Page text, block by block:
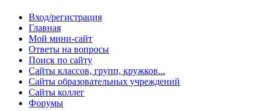
Вход/регистрация
Главная
Мой мини-сайт
Ответы на вопросы
Поиск по сайту
Сайты классов, групп, кружков...
Сайты образовательных учреждений
Сайты коллег
Форумы